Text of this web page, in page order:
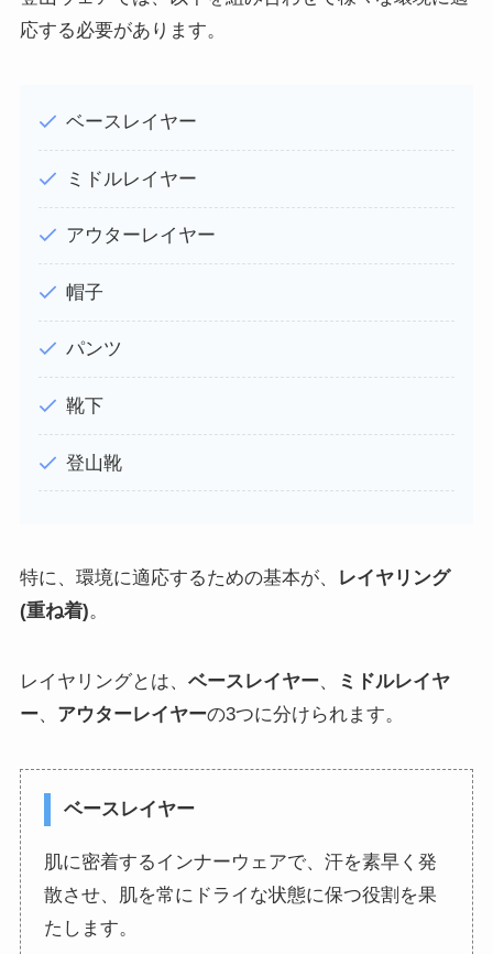
応する必要があります。
ベースレイヤー
ミドルレイヤー
アウターレイヤー
帽子
パンツ
靴下
登山靴
特に、環境に適応するための基本が、
レイヤリング
(重ね着)。
レイヤリングとは、 ベースレイヤー、
ミドルレイヤ
ー、 アウターレイヤーの3つに分けられます。
ベースレイヤー
肌に密着するインナーウェアで、汗を素早く発
散させ、肌を常にドライな状態に保つ役割を果
たします。